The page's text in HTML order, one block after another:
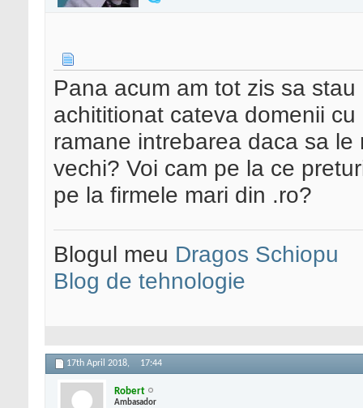
Pana acum am tot zis sa
achititionat cateva domenii
ramane intrebarea daca sa
vechi? Voi cam pe la ce
pe la firmele mari din .ro?
Blogul meu Dragos Schiopu
Blog de tehnologie
17th April 2018, 17:44
Robert
Ambasador